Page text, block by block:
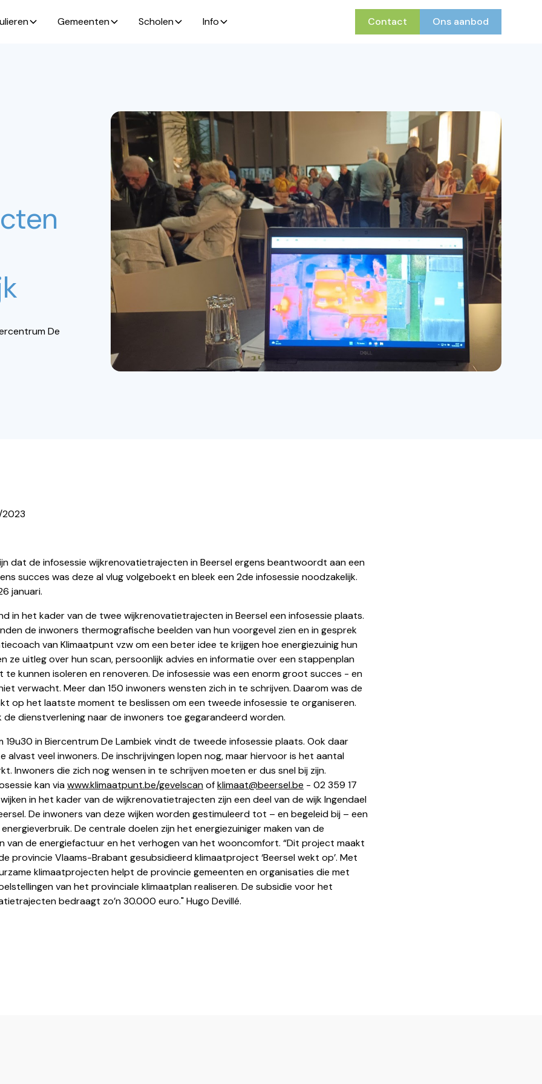
Gemeenten Scholen Info Contact Ons aanbod
De
2023
dat de infosessie wijkrenovatietrajecten in Beersel ergens beantwoordt aan een
succes was deze al vlug volgeboekt en bleek een 2de infosessie noodzakelijk.
januari.
in het kader van de twee wijkrenovatietrajecten in Beersel een infosessie plaats.
de inwoners thermografische beelden van hun voorgevel zien en in gesprek
van Klimaatpunt vzw om een beter idee te krijgen hoe energiezuinig hun
ze uitleg over hun scan, persoonlijk advies en informatie over een stappenplan
te kunnen isoleren en renoveren. De infosessie was een enorm groot succes - en
verwacht. Meer dan 150 inwoners wensten zich in te schrijven. Daarom was de
op het laatste moment te beslissen om een tweede infosessie te organiseren.
de dienstverlening naar de inwoners toe gegarandeerd worden.
19u30 in Biercentrum De Lambiek vindt de tweede infosessie plaats. Ook daar
alvast veel inwoners. De inschrijvingen lopen nog, maar hiervoor is het aantal
Inwoners die zich nog wensen in te schrijven moeten er dus snel bij zijn.
kan viawww.klimaatpunt.be/gevelscanofklimaat@beersel.be - 02 359 17
in het kader van de wijkrenovatietrajecten zijn een deel van de wijk Ingendael
De inwoners van deze wijken worden gestimuleerd tot – en begeleid bij – een
De centrale doelen zijn het energiezuiniger maken van de
van de energiefactuur en het verhogen van het wooncomfort. “Dit project maakt
provincie Vlaams-Brabant gesubsidieerd klimaatproject ‘Beersel wekt op’. Met
klimaatprojecten helpt de provincie gemeenten en organisaties die met
van het provinciale klimaatplan realiseren. De subsidie voor het
bedraagt zo’n 30.000 euro." Hugo Devillé.